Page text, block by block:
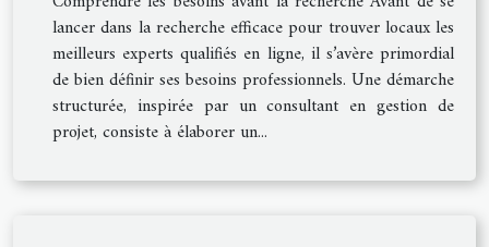
lancer dans la recherche efficace pour trouver locaux les
meilleurs experts qualifiés en ligne, il s’avère primordial
de bien définir ses besoins professionnels. Une démarche
structurée, inspirée par un consultant en gestion de
projet, consiste à élaborer un...